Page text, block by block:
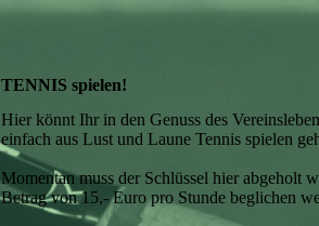
TENNIS spielen!
Hier könnt Ihr in den Genuss des
einfach aus Lust und Laune Tennis spielen
Momentan muss der Schlüssel hier abgeholt
Betrag von 15,- Euro pro Stunde beglichen